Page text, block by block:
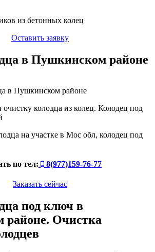
из бетонных колец
Оставить заявку
в Пушкинском районе
в Пушкинском районе
колодца из колец. Колодец под
по тел: 8(977)159-76-77
Заказать сейчас
под ключ в
Очистка